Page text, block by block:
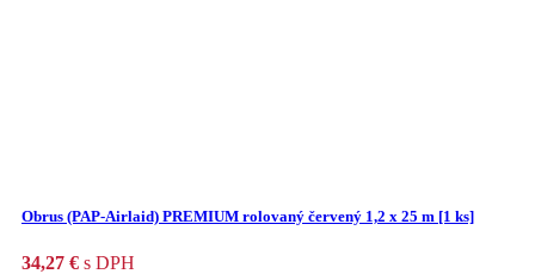
Obrus (PAP-Airlaid) PREMIUM rolovaný červený 1,2 x 25 m [1 ks]
34,27 € s DPH